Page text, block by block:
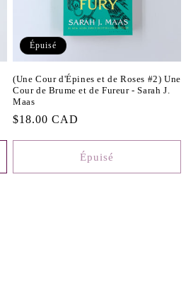
Épuisé
(Une Cour d'Épines et de Roses #2) Une
Cour de Brume et de Fureur - Sarah J.
Maas
Prix
$18.00 CAD
Épuisé